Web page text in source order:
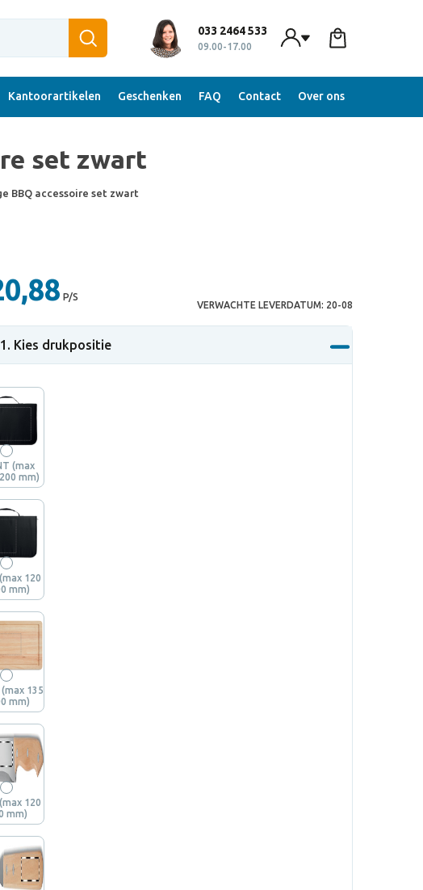
033 2464 533
09.00-17.00
Kantoorartikelen Geschenken FAQ Contact Over ons
set zwart
BBQ accessoire set zwart
P/S
VERWACHTE LEVERDATUM: 20-08
1 . Kies drukpositie
(max
mm)
120
mm)
(max 135
mm)
(max 120
mm)